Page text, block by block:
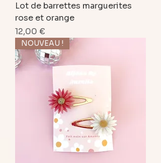
Lot de barrettes marguerites
rose et orange
Prix
12,00 €
NOUVEAU !